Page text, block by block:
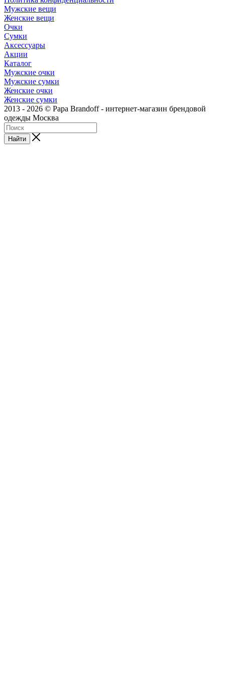
Мужские вещи
Женские вещи
Очки
Сумки
Аксессуары
Акции
Каталог
Мужские очки
Мужские сумки
Женские очки
Женские сумки
2013 - 2026 © Papa Brandoff - интернет-магазин брендовой
одежды Москва
Найти